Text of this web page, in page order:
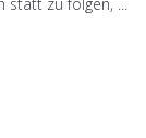
statt zu folgen, ...